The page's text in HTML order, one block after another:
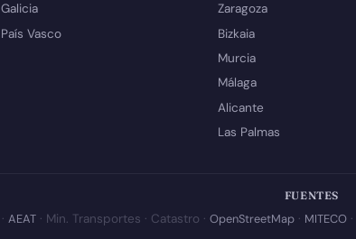
Galicia
País Vasco
Zaragoza
Bizkaia
Murcia
Málaga
Alicante
Las Palmas
FUENTES
· AEAT · Min. Transportes · Catastro · OpenStreetMap · MITECO ·